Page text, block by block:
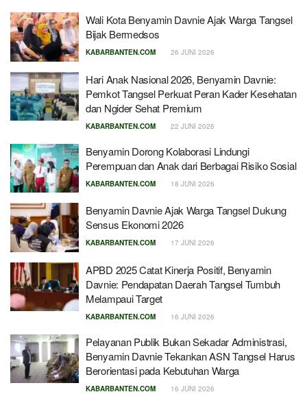
Wali Kota Benyamin Davnie Ajak Warga Tangsel
Bijak Bermedsos
KABARBANTEN.COM 26 JUNI 2026
Hari Anak Nasional 2026, Benyamin Davnie:
Pemkot Tangsel Perkuat Peran Kader Kesehatan
dan Ngider Sehat Premium
KABARBANTEN.COM 22 JUNI 2026
Benyamin Dorong Kolaborasi Lindungi
Perempuan dan Anak dari Berbagai Risiko Sosial
KABARBANTEN.COM 18 JUNI 2026
Benyamin Davnie Ajak Warga Tangsel Dukung
Sensus Ekonomi 2026
KABARBANTEN.COM 17 JUNI 2026
APBD 2025 Catat Kinerja Positif, Benyamin
Davnie: Pendapatan Daerah Tangsel Tumbuh
Melampaui Target
KABARBANTEN.COM 16 JUNI 2026
Pelayanan Publik Bukan Sekadar Administrasi,
Benyamin Davnie Tekankan ASN Tangsel Harus
Berorientasi pada Kebutuhan Warga
KABARBANTEN.COM 16 JUNI 2026